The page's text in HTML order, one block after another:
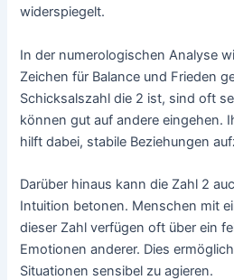
widerspiegelt.
In der numerologischen Analyse
Zeichen für Balance und Frieden
Schicksalszahl die 2 ist, sind oft
können gut auf andere eingehen.
hilft dabei, stabile Beziehungen
Darüber hinaus kann die Zahl 2
Intuition betonen. Menschen mit
dieser Zahl verfügen oft über ein
Emotionen anderer. Dies
Situationen sensibel zu agieren.